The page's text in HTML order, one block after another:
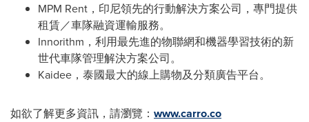
MPM Rent，印尼領先的行動解決方案公司，專門提供
租賃／車隊融資運輸服務。
Innorithm，利用最先進的物聯網和機器學習技術的新
世代車隊管理解決方案公司。
Kaidee，泰國最大的線上購物及分類廣告平台。
如欲了解更多資訊，請瀏覽： www.carro.co